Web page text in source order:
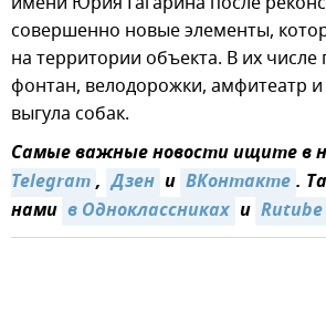
совершенно новые элементы,
на территории объекта. В их
фонтан, велодорожки, амфитеатр
выгула собак.
Самые важные новости ищите в
Telegram, Дзен и ВКонтакте.
нами в Одноклассниках и Rutube